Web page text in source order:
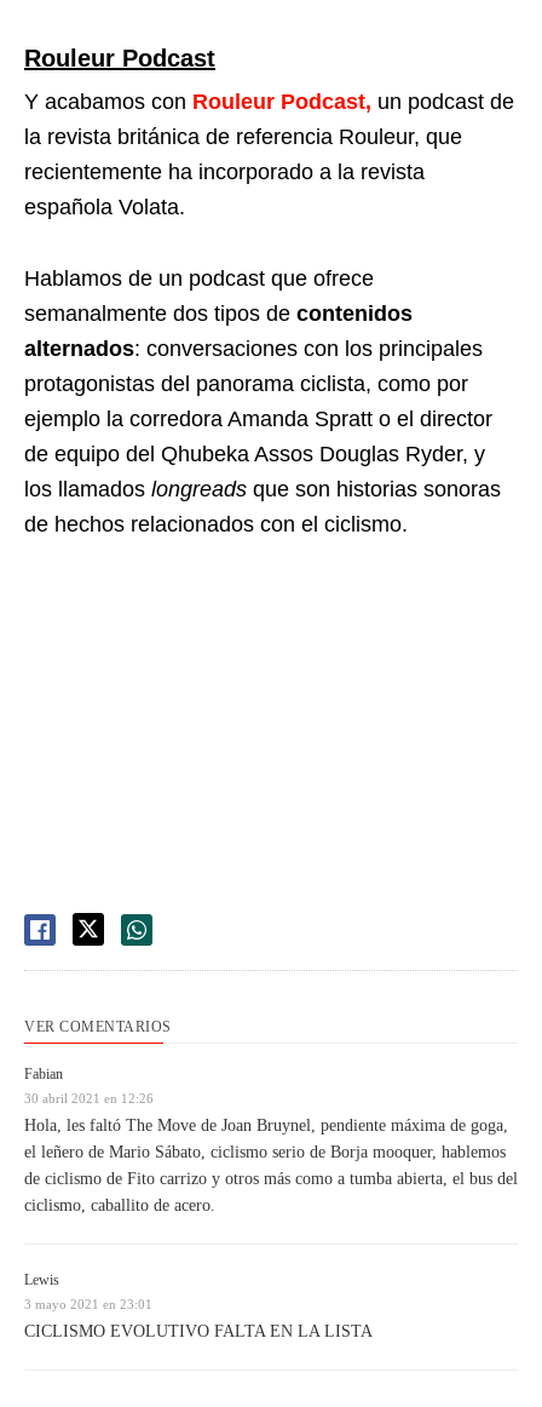
Rouleur Podcast
Y acabamos con Rouleur Podcast, un podcast de
la revista británica de referencia Rouleur, que
recientemente ha incorporado a la revista
española Volata.
Hablamos de un podcast que ofrece
semanalmente dos tipos de contenidos
alternados: conversaciones con los principales
protagonistas del panorama ciclista, como por
ejemplo la corredora Amanda Spratt o el director
de equipo del Qhubeka Assos Douglas Ryder, y
los llamados longreads que son historias sonoras
de hechos relacionados con el ciclismo.
VER COMENTARIOS
Fabian
30 abril 2021 en 12:26
Hola, les faltó The Move de Joan Bruynel, pendiente máxima de goga,
el leñero de Mario Sábato, ciclismo serio de Borja mooquer, hablemos
de ciclismo de Fito carrizo y otros más como a tumba abierta, el bus del
ciclismo, caballito de acero.
Lewis
3 mayo 2021 en 23:01
CICLISMO EVOLUTIVO FALTA EN LA LISTA